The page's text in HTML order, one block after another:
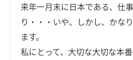
来年一月末に日本である、仕
り・・・いや、しかし、かな
ます。
私にとって、大切な大切な本